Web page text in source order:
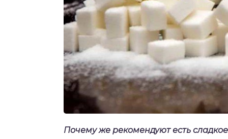
Почему же рекомендуют есть